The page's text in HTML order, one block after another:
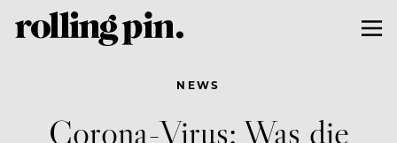
NEWS
Corona-Virus: Was die